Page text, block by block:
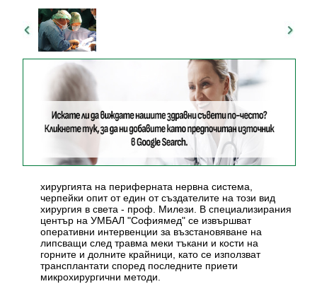
хирургията на периферната нервна система,
черпейки опит от един от създателите на този вид
хирургия в света - проф. Милези. В специализирания
център на УМБАЛ "Софиямед" се извършват
оперативни интервенции за възстановяване на
липсващи след травма меки тъкани и кости на
горните и долните крайници, като се използват
трансплантати според последните приети
микрохирургични методи.